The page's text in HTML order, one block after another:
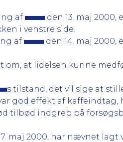
af
den 13. maj
i venstre side.
af
den 14. maj
om, at lidelsen kunne
s tilstand, det vil sige at
god effekt af kaffeindtag,
tilbød indgreb på
maj 2000, har nævnet